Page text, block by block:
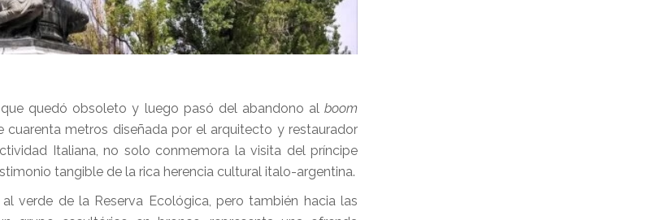
quedó obsoleto y luego pasó del abandono al boom
cuarenta metros diseñada por el arquitecto y restaurador
Italiana, no solo conmemora la visita del príncipe
tangible de la rica herencia cultural italo-argentina.
verde de la Reserva Ecológica, pero también hacia las